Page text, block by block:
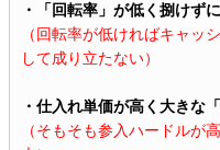
・「回転率」が低く捌けず
（回転率が低ければキャッ
して成り立たない）
・仕入れ単価が高く大きな
（そもそも参入ハードルが